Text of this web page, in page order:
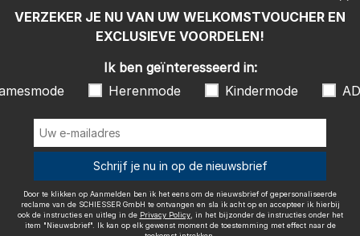
Aanmelden
Herenmode
ADIDAS
Door te klikken op Aanmelden ben ik het eens om de nieuwsbrief of
gepersonaliseerde reclame van de SCHIESSER GmbH te ontvangen en
sla ik acht op en accepteer ik hierbij ook de instructies en uitleg in de
, in het bijzonder de instructies onder het item
effect naar de toekomst intrekken.
Betaalwijzen
Wij bezorgen met
VERZEKER JE NU VAN UW WELKOMSTVOUCHER EN
EXCLUSIEVE VOORDELEN!
Ik ben geïnteresseerd in:
Herenmode Kindermode
Schrijf je nu in op de nieuwsbrief
Door te klikken op Aanmelden ben ik het eens om de nieuwsbrief of gepersonaliseerde
reclame van de SCHIESSER GmbH te ontvangen en sla ik acht op en accepteer ik hierbij
ook de instructies en uitleg in de Privacy Policy, in het bijzonder de instructies onder het
item "Nieuwsbrief". Ik kan op elk gewenst moment de toestemming met effect naar de